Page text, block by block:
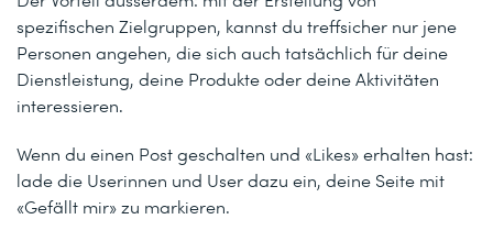
spezifischen Zielgruppen, kannst du treffsicher nur jene
Personen angehen, die sich auch tatsächlich für deine
Dienstleistung, deine Produkte oder deine Aktivitäten
interessieren.
Wenn du einen Post geschalten und «Likes» erhalten hast:
lade die Userinnen und User dazu ein, deine Seite mit
«Gefällt mir» zu markieren.